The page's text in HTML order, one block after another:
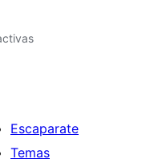
Escaparate
Temas